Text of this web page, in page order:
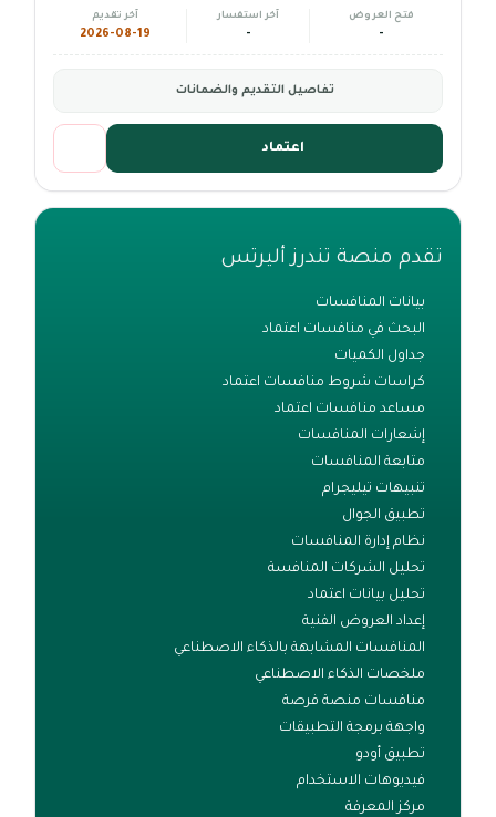
فتح العروض
-
آخر استفسار
-
آخر تقديم
2026-08-19
تفاصيل التقديم والضمانات
اعتماد
تقدم منصة تندرز أليرتس
بيانات المنافسات
البحث في منافسات اعتماد
جداول الكميات
كراسات شروط منافسات اعتماد
مساعد منافسات اعتماد
إشعارات المنافسات
متابعة المنافسات
تنبيهات تيليجرام
تطبيق الجوال
نظام إدارة المنافسات
تحليل الشركات المنافسة
تحليل بيانات اعتماد
إعداد العروض الفنية
المنافسات المشابهة بالذكاء الاصطناعي
ملخصات الذكاء الاصطناعي
منافسات منصة فرصة
واجهة برمجة التطبيقات
تطبيق أودو
فيديوهات الاستخدام
مركز المعرفة